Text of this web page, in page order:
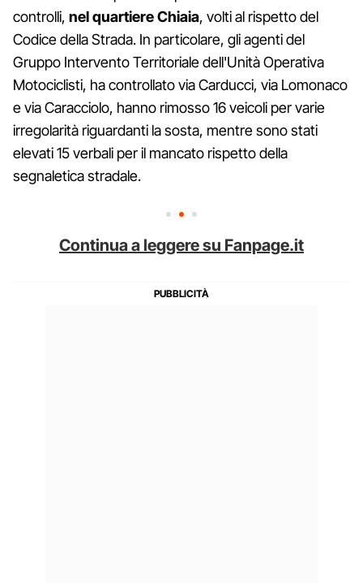
controlli, nel quartiere Chiaia, volti al rispetto del
Codice della Strada. In particolare, gli agenti del
Gruppo Intervento Territoriale dell'Unità Operativa
Motociclisti, ha controllato via Carducci, via Lomonaco
e via Caracciolo, hanno rimosso 16 veicoli per varie
irregolarità riguardanti la sosta, mentre sono stati
elevati 15 verbali per il mancato rispetto della
segnaletica stradale.
Continua a leggere su Fanpage.it